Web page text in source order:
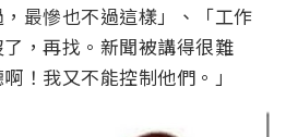
最慘也不過這樣」、「工作
，再找。新聞被講得很難
！我又不能控制他們。」